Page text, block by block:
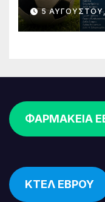
πρόγραμμα
5
ΦΑΡΜΑΚΕΙΑ
ΚΤΕΛ ΕΒΡΟΥ